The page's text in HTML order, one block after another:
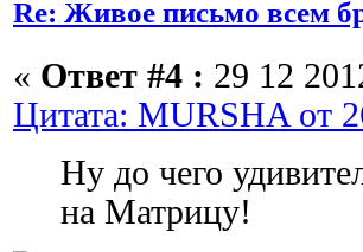
Re: Живое письмо всем
« Ответ #4 : 29 12
Цитата: MURSHA от
Ну до чего
на Матрицу!